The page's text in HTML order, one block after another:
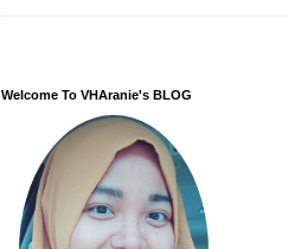
Welcome To VHAranie's BLOG